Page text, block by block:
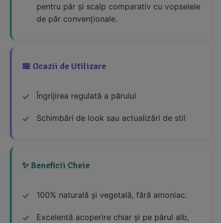
pentru păr și scalp comparativ cu vopselele
de păr convenționale.
📅 Ocazii de Utilizare
Îngrijirea regulată a părului
Schimbări de look sau actualizări de stil
✨ Beneficii Cheie
100% naturală și vegetală, fără amoniac.
Excelentă acoperire chiar și pe părul alb,